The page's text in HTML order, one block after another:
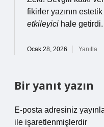
fikirler yazının
etkileyici hale getirdi.
Ocak 28, 2026 Yanıtla
Bir yanıt yazın
E-posta adresiniz
ile işaretlenmişlerdir